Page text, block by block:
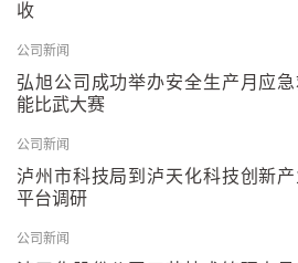
收
公司新闻
弘旭公司成功举办安全生产月应
能比武大赛
公司新闻
泸州市科技局到泸天化科技创新
平台调研
公司新闻